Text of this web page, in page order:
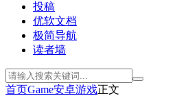
投稿
优软文档
极简导航
读者墙
首页Game安卓游戏正文